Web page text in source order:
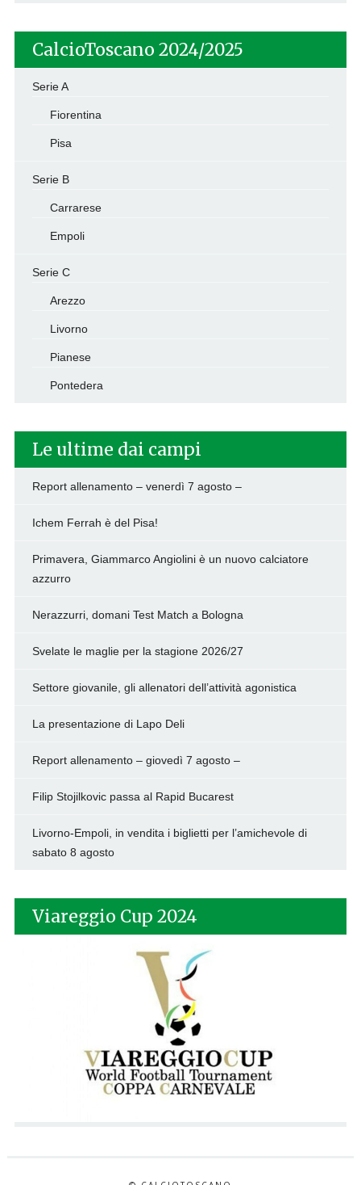
CalcioToscano 2024/2025
Serie A
Fiorentina
Pisa
Serie B
Carrarese
Empoli
Serie C
Arezzo
Livorno
Pianese
Pontedera
Le ultime dai campi
Report allenamento – venerdì 7 agosto –
Ichem Ferrah è del Pisa!
Primavera, Giammarco Angiolini è un nuovo calciatore
azzurro
Nerazzurri, domani Test Match a Bologna
Svelate le maglie per la stagione 2026/27
Settore giovanile, gli allenatori dell’attività agonistica
La presentazione di Lapo Deli
Report allenamento – giovedì 7 agosto –
Filip Stojilkovic passa al Rapid Bucarest
Livorno-Empoli, in vendita i biglietti per l’amichevole di
sabato 8 agosto
Viareggio Cup 2024